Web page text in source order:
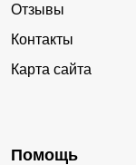
Отзывы
Контакты
Карта сайта
Помощь